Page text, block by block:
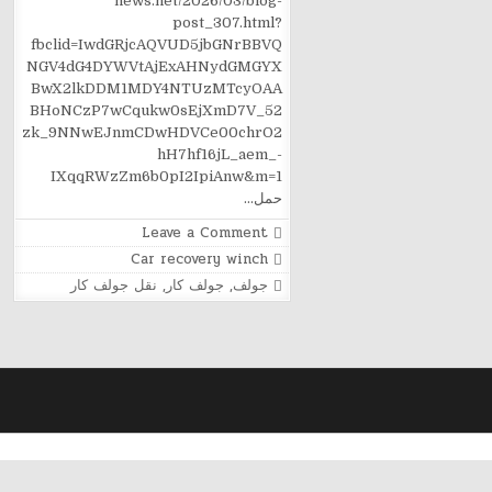
post_307.html?
fbclid=IwdGRjcAQVUD5jbGNrBBVQ
NGV4dG4DYWVtAjExAHNydGMGYX
BwX2lkDDM1MDY4NTUzMTcyOAA
BHoNCzP7wCqukw0sEjXmD7V_52
zk_9NNwEJnmCDwHDVCe00chrO2
hH7hf16jL_aem_-
IXqqRWzZm6b0pI2IpiAnw&m=1
حمل…
Leave a Comment
on
نقل
جولف
كار
من
القاهره
Posted
in
Car recovery winch
Tagged
جولف, جولف كار, نقل جولف كار